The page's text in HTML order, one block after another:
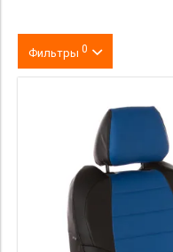
Фильтры 0
производитель
Комлектация
Категория Avito